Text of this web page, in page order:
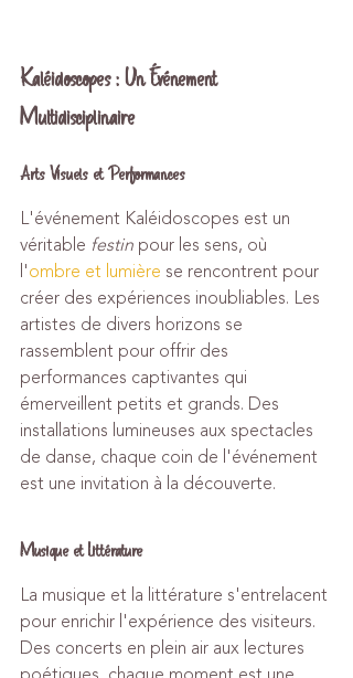
Kaléidoscopes : Un Événement
Multidisciplinaire
Arts Visuels et Performances
L'événement Kaléidoscopes est un
véritable festin pour les sens, où
l'ombre et lumière se rencontrent pour
créer des expériences inoubliables. Les
artistes de divers horizons se
rassemblent pour offrir des
performances captivantes qui
émerveillent petits et grands. Des
installations lumineuses aux spectacles
de danse, chaque coin de l'événement
est une invitation à la découverte.
Musique et Littérature
La musique et la littérature s'entrelacent
pour enrichir l'expérience des visiteurs.
Des concerts en plein air aux lectures